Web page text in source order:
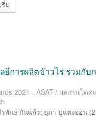
เริ่ม
ยีการผลิตข้าวไร่ ร่วมกั
2021 - ASAT / ผลงานโด
รพันธ์ กันแก้ว; ยุภา ปู่แตงอ่อน (